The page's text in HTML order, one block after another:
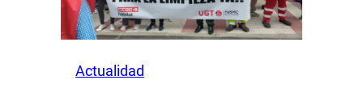
Actualidad